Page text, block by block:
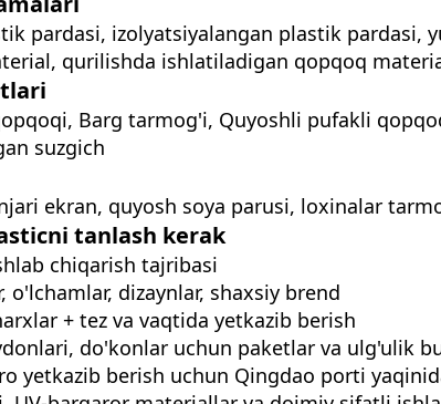
pardasi, izolyatsiyalangan plastik
qurilishda ishlatiladigan qopqoq
Barg tarmog'i, Quyoshli pufakli
suzgich
ekran, quyosh soya parusi, loxinalar
tanlash kerak
chiqarish tajribasi
dizaynlar, shaxsiy brend
+ tez va vaqtida yetkazib berish
do'konlar uchun paketlar va ulg'ulik
yetkazib berish uchun Qingdao porti